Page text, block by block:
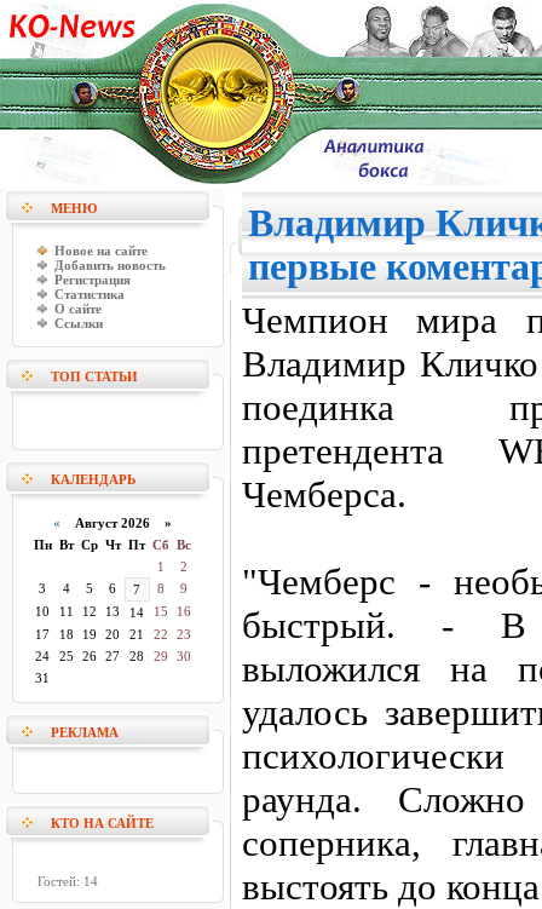
МЕНЮ
Новое на сайте
Добавить новость
Регистрация
Статистика
О сайте
Ссылки
ТОП СТАТЬИ
КАЛЕНДАРЬ
« Август 2026 »
Пн Вт Ср Чт Пт Сб Вс
1
2
3
4 5 6 7 8
9
10
11 12 13 14 15
16
17
18 19 20 21 22
23
24
25 26 27 28 29
30
31
РЕКЛАМА
КТО НА САЙТЕ
Гостей: 14
Владимир
первые
Чемпион мира
Владимир
поединка
претендента
Чемберса.
"Чемберс -
быстрый. - В
выложился на
удалось
раунда.
соперника,
выстоять до